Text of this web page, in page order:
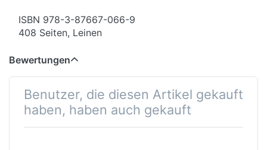
ISBN 978-3-87667-066-9
408 Seiten, Leinen
Bewertungen
Benutzer, die diesen Artikel gekauft
haben, haben auch gekauft